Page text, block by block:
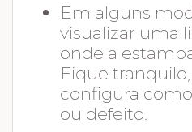
Em alguns
visualizar uma
onde a
Fique
configura
ou defeito.